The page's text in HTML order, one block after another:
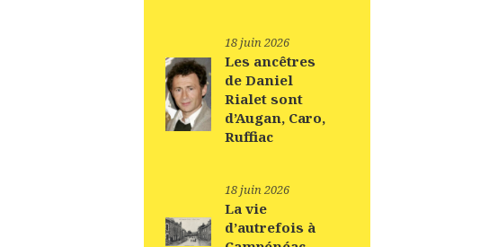
18 juin 2026
Les ancêtres
de Daniel
Rialet sont
d’Augan, Caro,
Ruffiac
18 juin 2026
La vie
d’autrefois à